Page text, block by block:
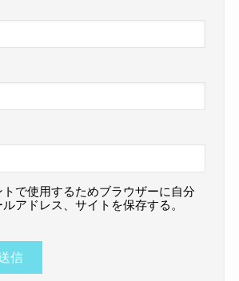
トで使用するためブラウザーに自分
アドレス、サイトを保存する。